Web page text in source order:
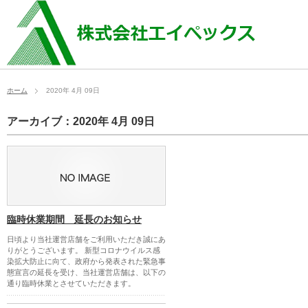
ホーム 2020年 4月 09日
アーカイブ：2020年 4月 09日
臨時休業期間 延長のお知らせ
日頃より当社運営店舗をご利用いただき誠にあ
りがとうございます。 新型コロナウイルス感
染拡大防止に向て、政府から発表された緊急事
態宣言の延長を受け、当社運営店舗は、以下の
通り臨時休業とさせていただきます。